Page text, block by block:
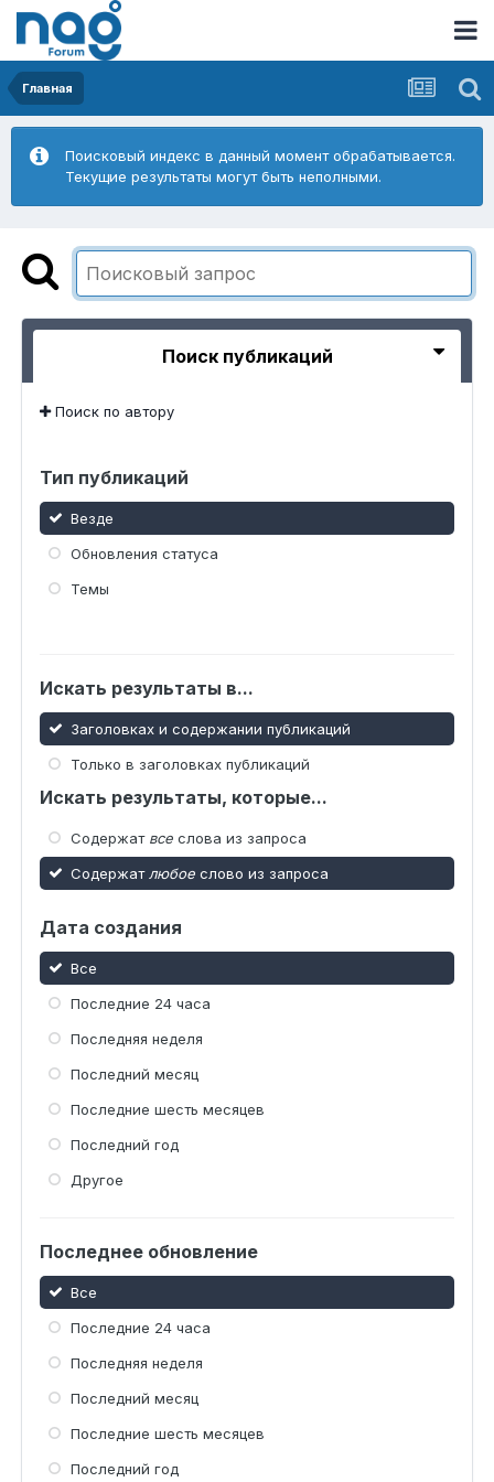
Главная
Поисковый индекс в данный момент обрабатывается.
Текущие результаты могут быть неполными.
Поиск публикаций
Поиск по автору
Тип публикаций
Везде
Обновления статуса
Темы
Искать результаты в...
Заголовках и содержании публикаций
Только в заголовках публикаций
Искать результаты, которые...
Содержат все слова из запроса
Содержат любое слово из запроса
Дата создания
Все
Последние 24 часа
Последняя неделя
Последний месяц
Последние шесть месяцев
Последний год
Другое
Последнее обновление
Все
Последние 24 часа
Последняя неделя
Последний месяц
Последние шесть месяцев
Последний год